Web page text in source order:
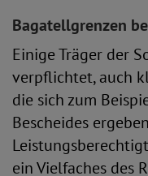
Bagatellgrenzen
Einige Träger der
verpflichtet, auch
die sich zum
Bescheides
ein Vielfaches des